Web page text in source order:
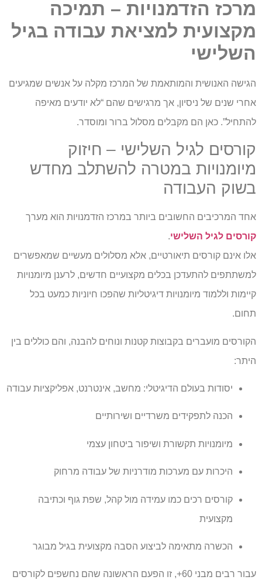
מרכז הזדמנויות – תמיכה
מקצועית למציאת עבודה בגיל
השלישי
הגישה האנושית והמותאמת של המרכז מקלה על אנשים שמגיעים
אחרי שנים של ניסיון, אך מרגישים שהם “לא יודעים מאיפה
להתחיל”. כאן הם מקבלים מסלול ברור ומוסדר.
קורסים לגיל השלישי – חיזוק
מיומנויות במטרה להשתלב מחדש
בשוק העבודה
אחד המרכיבים החשובים ביותר במרכז הזדמנויות הוא מערך
קורסים לגיל השלישי.
אלו אינם קורסים תיאורטיים, אלא מסלולים מעשיים שמאפשרים
למשתתפים להתעדכן בכלים מקצועיים חדשים, לרענן מיומנויות
קיימות וללמוד מיומנויות דיגיטליות שהפכו חיוניות כמעט בכל
תחום.
הקורסים מועברים בקבוצות קטנות ונוחים להבנה, והם כוללים בין
היתר:
יסודות בעולם הדיגיטלי: מחשב, אינטרנט, אפליקציות עבודה
הכנה לתפקידים משרדיים ושירותיים
מיומנויות תקשורת ושיפור ביטחון עצמי
היכרות עם מערכות מודרניות של עבודה מרחוק
קורסים רכים כמו עמידה מול קהל, שפת גוף וכתיבה
מקצועית
הכשרה מתאימה לביצוע הסבה מקצועית בגיל מבוגר
עבור רבים מבני 60+, זו הפעם הראשונה שהם נחשפים לקורסים